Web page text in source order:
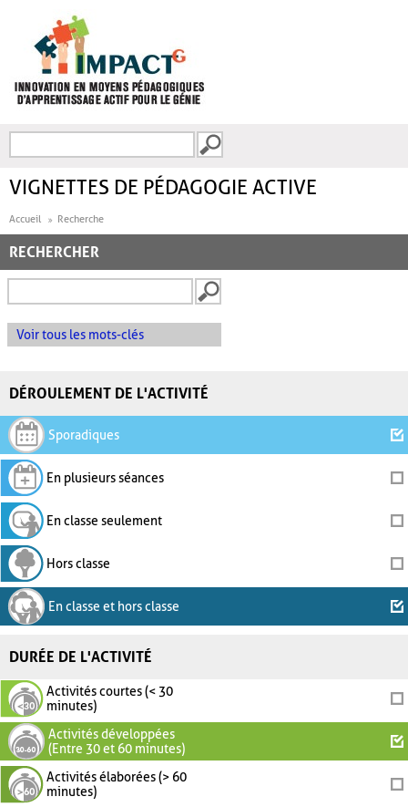
FORMULAIRE DE
VIGNETTES DE PÉDAGOGIE ACTIVE
Accueil Recherche
RECHERCHER
Voir tous les mots-clés
DÉROULEMENT DE L'ACTIVITÉ
Sporadiques
En plusieurs séances
En classe seulement
Hors classe
En classe et hors classe
DURÉE DE L'ACTIVITÉ
Activités courtes (< 30
minutes)
Activités développées
(Entre 30 et 60 minutes)
Activités élaborées (> 60
minutes)